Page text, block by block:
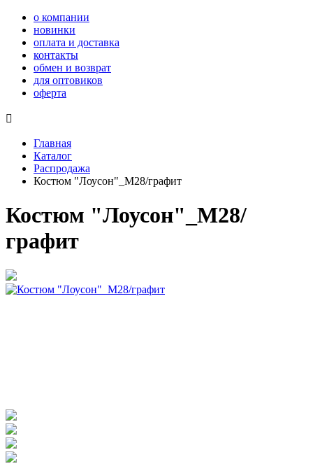
о компании
новинки
оплата и доставка
контакты
обмен и возврат
для оптовиков
оферта

Главная
Каталог
Распродажа
Костюм "Лоусон"_М28/графит
Костюм "Лоусон"_М28/
графит